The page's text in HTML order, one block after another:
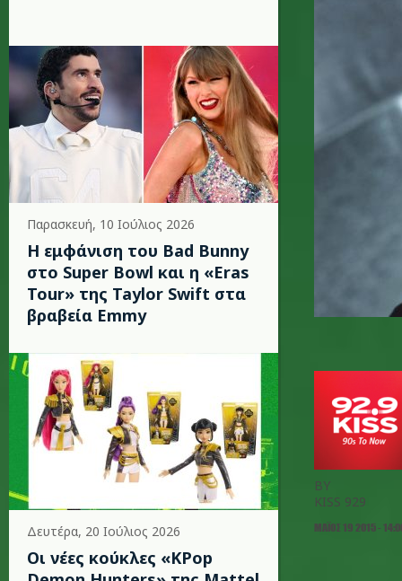
Παρασκευή, 10 Ιούλιος 2026
Η εμφάνιση του Bad Bunny
στο Super Bowl και η «Eras
Tour» της Taylor Swift στα
βραβεία Emmy
Δευτέρα, 20 Ιούλιος 2026
Οι νέες κούκλες «KPop
BY
KISS 929
ΜΆΙΟΣ 19 2015 -